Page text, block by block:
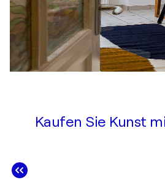
Kaufen Sie Kunst